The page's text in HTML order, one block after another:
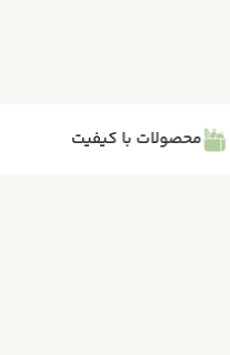
محصولات با کیفیت